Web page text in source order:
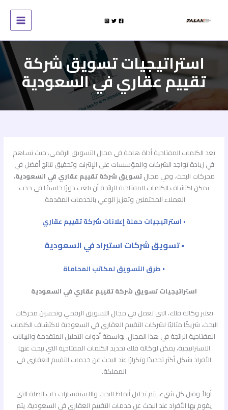
استراتيجيات تسويق شركة
تقييم عقاري في السعودية
تعد الكلمات المفتاحية أداة هامة في مجال التسويق الرقمي، حيث تساهم
في زيادة تواجد الشركات والمؤسسات على الإنترنت وتحقيق نتائج أفضل في
محركات البحث. وفي مجالتسويق شركة تقييم عقاري في السعودية،
يمكن اكتشاف الكلمات المفتاحية الرائجة أن يلعب دورًا حاسمًا في جذب
العملاء المحتملين وتعزيز الوعي بالخدمات المقدمة.
• استراتيجيات حملة إعلانات شركة تقييم عقاري
• تسويق شركات استيراد في السعودية
• طرق التسويق لمكاتب المحاماة
استراتيجيات تسويق شركة تقييم عقاري في السعودية
تعتبر وكالة فلك، التي تعمل في مجال التسويق الرقمي وتحسين محركات
البحث، شريكًا مثاليًا لشركات التقييم العقاري في السعودية لاكتشاف الكلمات
المفتاحية الرائجة في هذا المجال. بواسطة أدوات التحليل المتقدمة والبيانات
الاستراتيجية، يمكن لوكالة فلك تحديد الكلمات المفتاحية التي يبحث عنها
الأفراد بشكل أكثر تحديدًا وتكرارًا عند البحث عن خدمات التقييم العقاري في
المملكة.
أولاً وقبل كل شيء، يتم تحليل أنماط البحث والاستفسارات ذات الصلة التي
يقوم بها الأفراد عند البحث عن خدمات التقييم العقاري في السعودية. يتم